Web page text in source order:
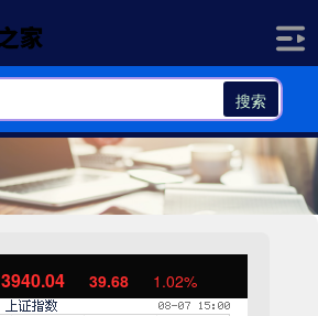
搜索
3940.04 39.68 1.02%